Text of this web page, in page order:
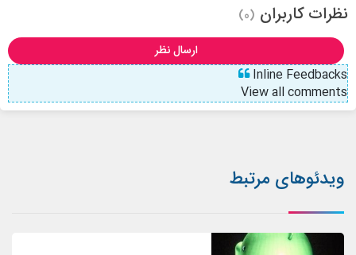
نظرات کاربران (0)
ارسال نظر
Inline Feedbacks
View all comments
ویدئوهای مرتبط